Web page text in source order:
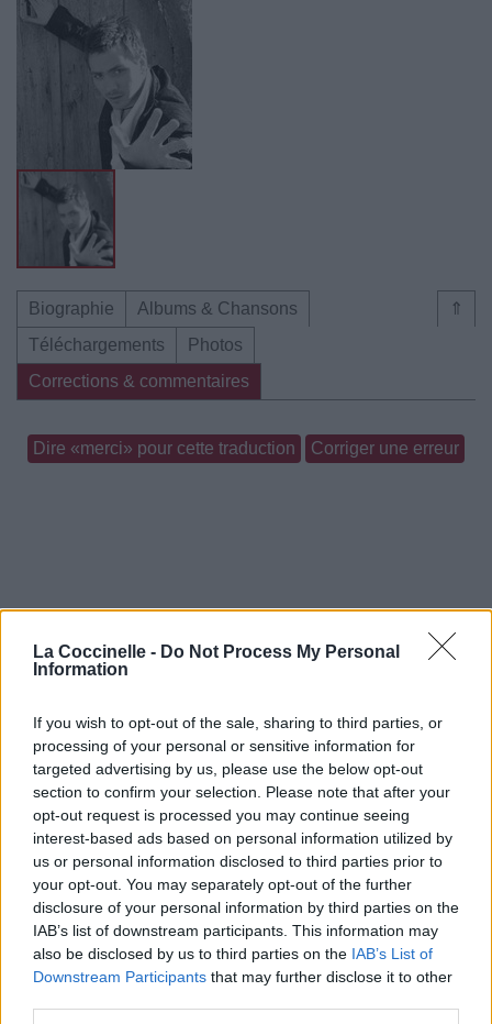
La Coccinelle - Do Not Process My Personal
Information
If you wish to opt-out of the sale, sharing to third parties, or
processing of your personal or sensitive information for
targeted advertising by us, please use the below opt-out
section to confirm your selection. Please note that after your
opt-out request is processed you may continue seeing
interest-based ads based on personal information utilized by
us or personal information disclosed to third parties prior to
your opt-out. You may separately opt-out of the further
disclosure of your personal information by third parties on the
IAB’s list of downstream participants. This information may
also be disclosed by us to third parties on the IAB’s List of
Downstream Participants that may further disclose it to other
⇑
Biographie
Albums & Chansons
Téléchargements
Photos
Corrections & commentaires
Dire «merci» pour cette traduction Corriger une erreur